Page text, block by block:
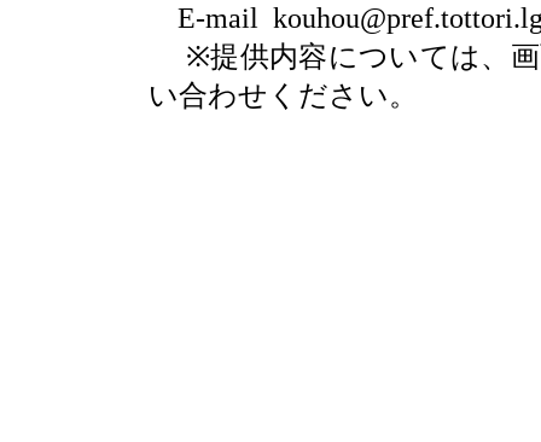
E-mail
※提供内容については、
い合わせください。